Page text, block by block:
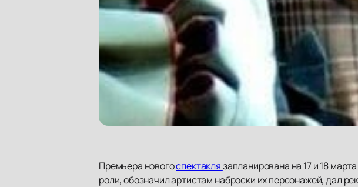
Премьера новогоспектаклязапланирована на 17 и 18
роли, обозначил артистам наброски их персонажей, дал